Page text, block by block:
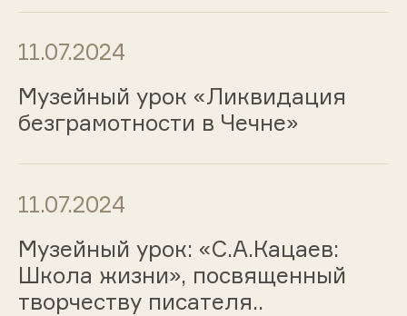
11.07.2024
Музейный урок «Ликвидация
безграмотности в Чечне»
11.07.2024
Музейный урок: «С.А.Кацаев:
Школа жизни», посвященный
творчеству писателя..